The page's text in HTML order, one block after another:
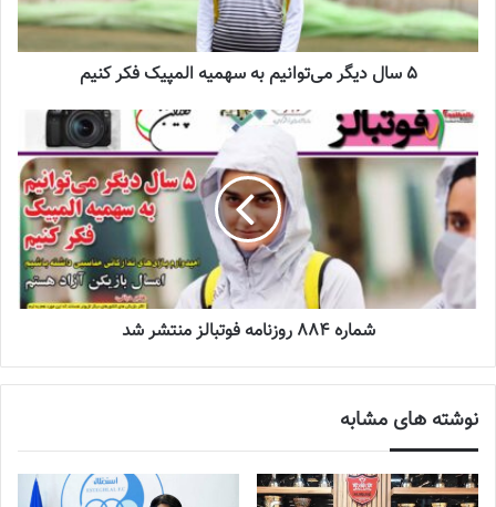
تازه‌ترین خبرها از درمان ۲ ملی‌پوش فوتبال
زنان
دعوت آزمون از 30 بازیکن به اردوی تیم ملی
2023-03-21
آینده درخشانی در انتظار فوتبال بانوان است
2022-12-10
بیشتر بخوانید
5 سال دیگر می‌توانیم به سهمیه المپیک فکر کنیم
شماره 884 روزنامه فوتبالز منتشر شد
نوشته های مشابه